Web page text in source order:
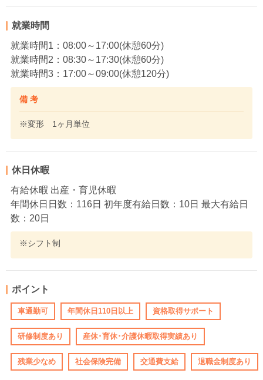
就業時間
就業時間1：08:00～17:00(休憩60分)
就業時間2：08:30～17:30(休憩60分)
就業時間3：17:00～09:00(休憩120分)
備 考
※変形 1ヶ月単位
休日休暇
有給休暇 出産・育児休暇
年間休日日数：116日 初年度有給日数：10日 最大有給日
数：20日
※シフト制
ポイント
車通勤可 年間休日110日以上 資格取得サポート
研修制度あり 産休･育休･介護休暇取得実績あり
残業少なめ 社会保険完備 交通費支給 退職金制度あり